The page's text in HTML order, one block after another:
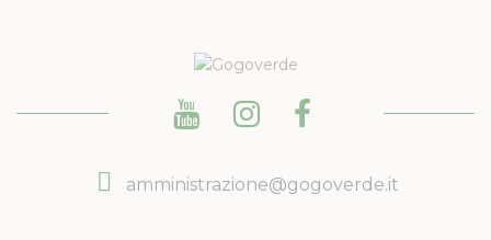
amministrazione@gogoverde.it